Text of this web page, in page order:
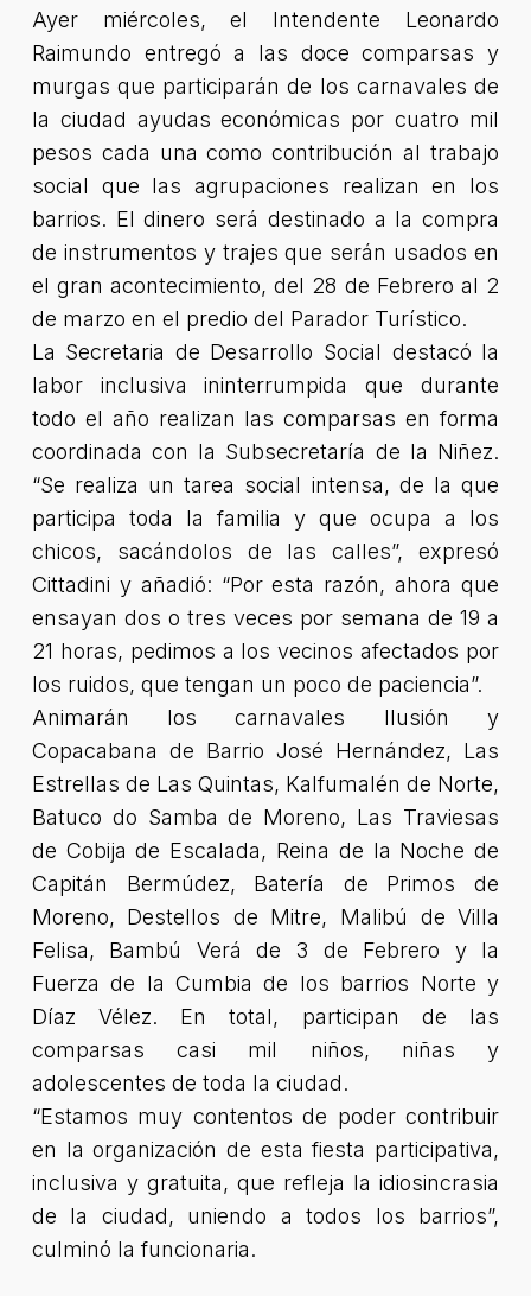
Ayer miércoles, el Intendente Leonardo
Raimundo entregó a las doce comparsas y
murgas que participarán de los carnavales de
la ciudad ayudas económicas por cuatro mil
pesos cada una como contribución al trabajo
social que las agrupaciones realizan en los
barrios. El dinero será destinado a la compra
de instrumentos y trajes que serán usados en
el gran acontecimiento, del 28 de Febrero al 2
de marzo en el predio del Parador Turístico.
La Secretaria de Desarrollo Social destacó la
labor inclusiva ininterrumpida que durante
todo el año realizan las comparsas en forma
coordinada con la Subsecretaría de la Niñez.
“Se realiza un tarea social intensa, de la que
participa toda la familia y que ocupa a los
chicos, sacándolos de las calles”,expresó
Cittadini y añadió: “Por esta razón, ahora que
ensayan dos o tres veces por semana de 19 a
21 horas, pedimos a los vecinos afectados por
los ruidos, que tengan un poco de paciencia”.
Animarán los carnavales Ilusión y
Copacabana de Barrio José Hernández, Las
Estrellas de Las Quintas, Kalfumalén de Norte,
Batuco do Samba de Moreno, Las Traviesas
de Cobija de Escalada, Reina de la Noche de
Capitán Bermúdez, Batería de Primos de
Moreno, Destellos de Mitre, Malibú de Villa
Felisa, Bambú Verá de 3 de Febrero y la
Fuerza de la Cumbia de los barrios Norte y
Díaz Vélez. En total, participan de las
comparsas casi mil niños, niñas y
adolescentes de toda la ciudad.
“Estamos muy contentos de poder contribuir
en la organización de esta fiesta participativa,
inclusiva y gratuita, que refleja la idiosincrasia
de la ciudad, uniendo a todos los barrios”,
culminó la funcionaria.